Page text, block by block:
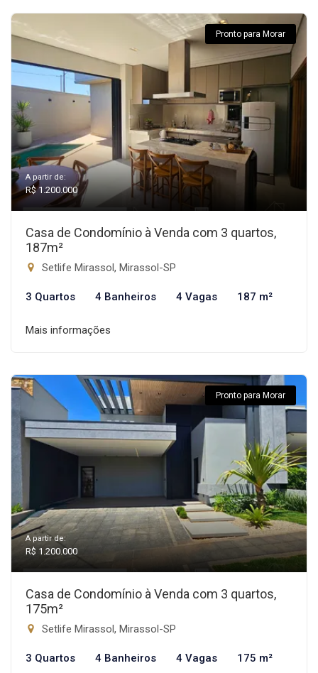
Pronto para Morar
A partir de:
R$ 1.200.000
Casa de Condomínio à Venda com 3 quartos,
187m²
Setlife Mirassol, Mirassol-SP
3 Quartos 4 Banheiros 4 Vagas 187 m²
Mais informações
Pronto para Morar
A partir de:
R$ 1.200.000
Casa de Condomínio à Venda com 3 quartos,
175m²
Setlife Mirassol, Mirassol-SP
3 Quartos 4 Banheiros 4 Vagas 175 m²